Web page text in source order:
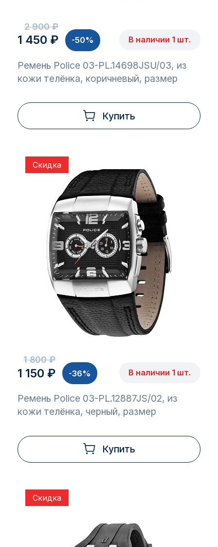
1 450 ₽
2 900 ₽
-50% В наличии 1 шт.
Ремень Police 03-PL.14698JSU/03, из
кожи телёнка, коричневый, размер
Купить
Скидка
1 150 ₽
1 800 ₽
-36% В наличии 1 шт.
Ремень Police 03-PL.12887JS/02, из
кожи телёнка, черный, размер
Купить
Скидка